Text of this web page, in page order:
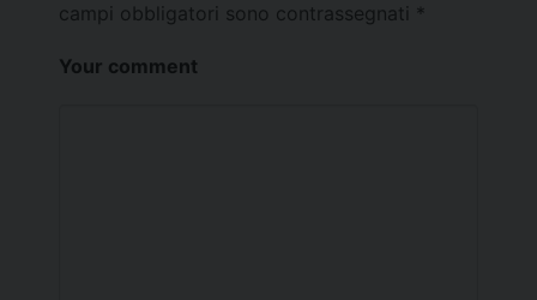
campi obbligatori sono contrassegnati *
Your comment